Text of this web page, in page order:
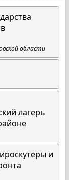
области
лагерь
и